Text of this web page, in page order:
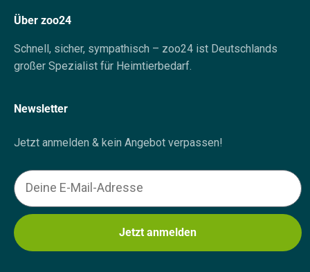
Über zoo24
Schnell, sicher, sympathisch – zoo24 ist Deutschlands
großer Spezialist für Heimtierbedarf.
Newsletter
Jetzt anmelden & kein Angebot verpassen!
Email
Jetzt anmelden